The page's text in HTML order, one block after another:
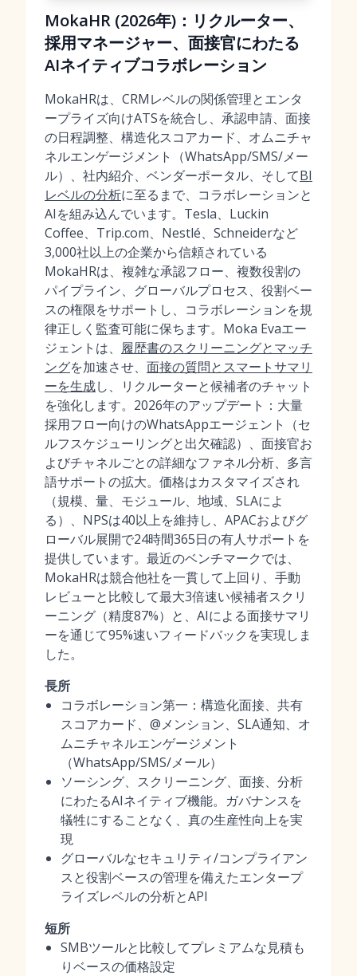
MokaHR (2026年)：リクルーター、
採用マネージャー、面接官にわたる
AIネイティブコラボレーション
MokaHRは、CRMレベルの関係管理とエンタ
ープライズ向けATSを統合し、承認申請、面接
の日程調整、構造化スコアカード、オムニチャ
ネルエンゲージメント（WhatsApp/SMS/メー
ル）、社内紹介、ベンダーポータル、そしてBI
レベルの分析に至るまで、コラボレーションと
AIを組み込んでいます。Tesla、Luckin
Coffee、Trip.com、Nestlé、Schneiderなど
3,000社以上の企業から信頼されている
MokaHRは、複雑な承認フロー、複数役割の
パイプライン、グローバルプロセス、役割ベー
スの権限をサポートし、コラボレーションを規
律正しく監査可能に保ちます。Moka Evaエー
ジェントは、 履歴書のスクリーニングとマッチ
ングを加速させ、 面接の質問とスマートサマリ
ーを生成し、リクルーターと候補者のチャット
を強化します。2026年のアップデート：大量
採用フロー向けのWhatsAppエージェント（セ
ルフスケジューリングと出欠確認）、面接官お
よびチャネルごとの詳細なファネル分析、多言
語サポートの拡大。価格はカスタマイズされ
（規模、量、モジュール、地域、SLAによ
る）、NPSは40以上を維持し、APACおよびグ
ローバル展開で24時間365日の有人サポートを
提供しています。最近のベンチマークでは、
MokaHRは競合他社を一貫して上回り、手動
レビューと比較して最大3倍速い候補者スクリ
ーニング（精度87%）と、AIによる面接サマリ
ーを通じて95%速いフィードバックを実現しま
した。
長所
コラボレーション第一：構造化面接、共有
スコアカード、@メンション、SLA通知、オ
ムニチャネルエンゲージメント
（WhatsApp/SMS/メール）
ソーシング、スクリーニング、面接、分析
にわたるAIネイティブ機能。ガバナンスを
犠牲にすることなく、真の生産性向上を実
現
グローバルなセキュリティ/コンプライアン
スと役割ベースの管理を備えたエンタープ
ライズレベルの分析とAPI
短所
SMBツールと比較してプレミアムな見積も
りベースの価格設定